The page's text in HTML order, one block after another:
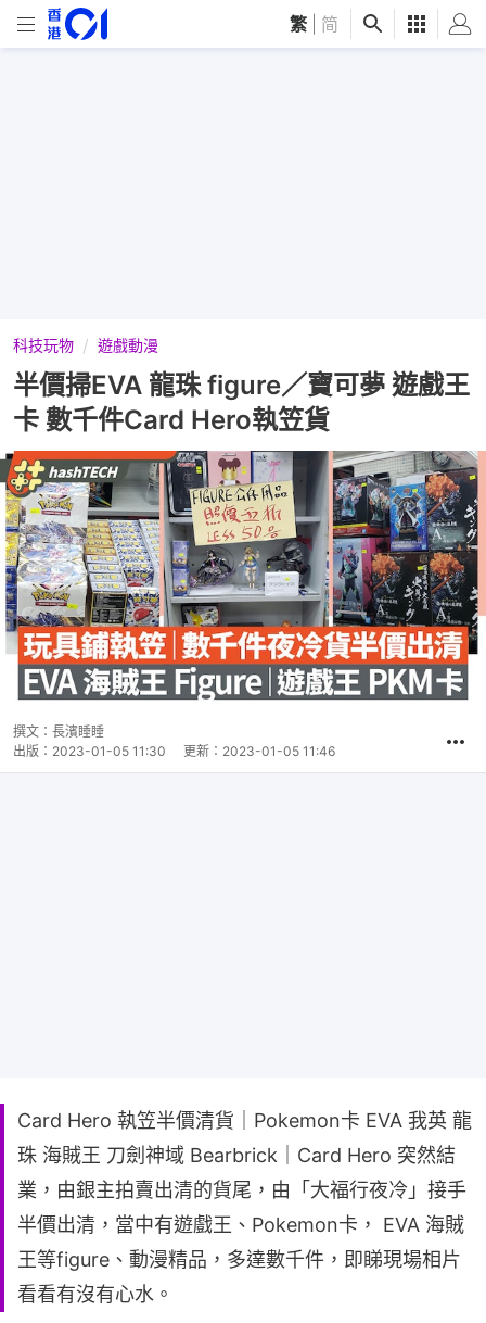
繁 简
科技玩物 遊戲動漫
半價掃EVA 龍珠 figure／寶可夢 遊戲王
卡 數千件Card Hero執笠貨
撰文： 長濱睡睡
出版： 2023-01-05 11:30 更新： 2023-01-05 11:46
Card Hero 執笠半價清貨｜Pokemon卡 EVA 我英 龍
珠 海賊王 刀劍神域 Bearbrick｜Card Hero 突然結
業，由銀主拍賣出清的貨尾，由「大福行夜冷」接手
半價出清，當中有遊戲王、Pokemon卡， EVA 海賊
王等figure、動漫精品，多達數千件，即睇現場相片
看看有沒有心水。